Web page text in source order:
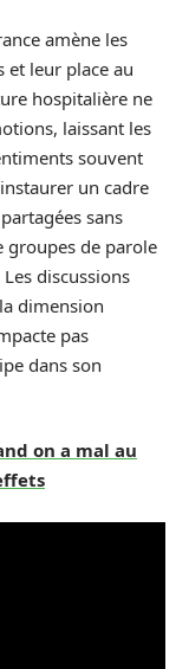
amène les
et leur place au
hospitalière ne
laissant les
souvent
un cadre
sans
groupes de parole
discussions
dimension
pas
dans son
on a mal au